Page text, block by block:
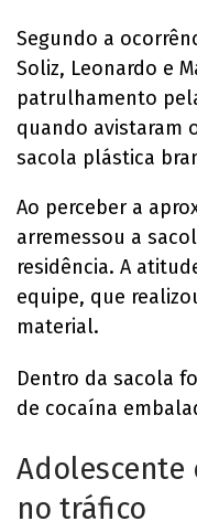
Segundo a
Soliz, Leonardo e
patrulhamento
quando avistaram
sacola plástica
Ao perceber a
arremessou a
residência. A
equipe, que
material.
Dentro da sacola
de cocaína
Adolescente
no tráfico